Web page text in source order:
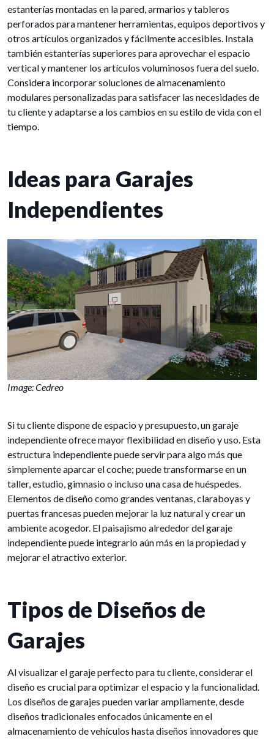
estanterías montadas en la pared, armarios y tableros
perforados para mantener herramientas, equipos deportivos y
otros artículos organizados y fácilmente accesibles. Instala
también estanterías superiores para aprovechar el espacio
vertical y mantener los artículos voluminosos fuera del suelo.
Considera incorporar soluciones de almacenamiento
modulares personalizadas para satisfacer las necesidades de
tu cliente y adaptarse a los cambios en su estilo de vida con el
tiempo.
Ideas para Garajes
Independientes
Image: Cedreo
Si tu cliente dispone de espacio y presupuesto, un garaje
independiente ofrece mayor flexibilidad en diseño y uso. Esta
estructura independiente puede servir para algo más que
simplemente aparcar el coche; puede transformarse en un
taller, estudio, gimnasio o incluso una casa de huéspedes.
Elementos de diseño como grandes ventanas, claraboyas y
puertas francesas pueden mejorar la luz natural y crear un
ambiente acogedor. El paisajismo alrededor del garaje
independiente puede integrarlo aún más en la propiedad y
mejorar el atractivo exterior.
Tipos de Diseños de
Garajes
Al visualizar el garaje perfecto para tu cliente, considerar el
diseño es crucial para optimizar el espacio y la funcionalidad.
Los diseños de garajes pueden variar ampliamente, desde
diseños tradicionales enfocados únicamente en el
almacenamiento de vehículos hasta diseños innovadores que